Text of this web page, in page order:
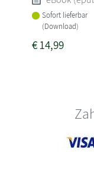
Sofort lieferbar
(Download)
€14,99